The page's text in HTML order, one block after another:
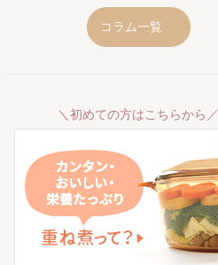
コラム一覧
＼初めての方はこちらから／